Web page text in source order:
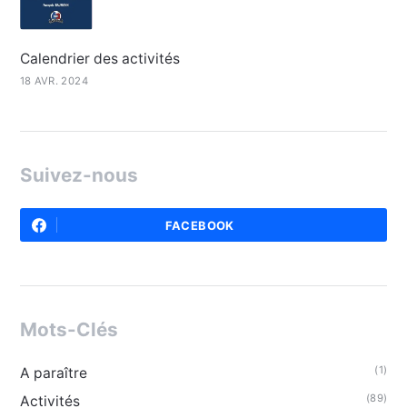
Calendrier des activités
18 AVR. 2024
Suivez-nous
FACEBOOK
Mots-Clés
A paraître (1)
Activités (89)